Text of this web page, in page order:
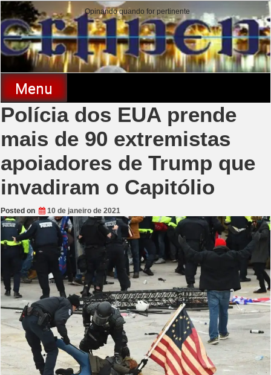
Skip
to
content
Pertinente
Opinando quando for pertinente
Menu
Polícia dos EUA prende
mais de 90 extremistas
apoiadores de Trump que
invadiram o Capitólio
Posted on 10 de janeiro de 2021